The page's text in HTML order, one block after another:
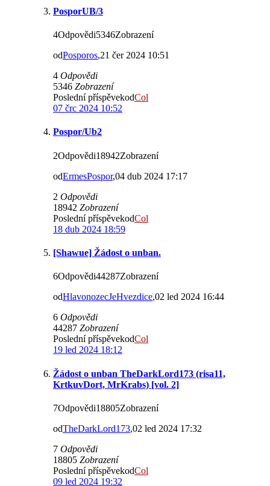
PosporUB/3
4Odpovědi5346Zobrazení
odPosporos,21 čer 2024 10:51
4 Odpovědi
5346 Zobrazení
Poslední příspěvekodCol
07 črc 2024 10:52
Pospor/Ub2
2Odpovědi18942Zobrazení
odErmesPospor,04 dub 2024 17:17
2 Odpovědi
18942 Zobrazení
Poslední příspěvekodCol
18 dub 2024 18:59
[Shawue] Žádost o unban.
6Odpovědi44287Zobrazení
odHlavonozecJeHvezdice,02 led 2024 16:44
6 Odpovědi
44287 Zobrazení
Poslední příspěvekodCol
19 led 2024 18:12
Žádost o unban TheDarkLord173 (risa11,
KrtkuvDort, MrKrabs) [vol. 2]
7Odpovědi18805Zobrazení
odTheDarkLord173,02 led 2024 17:32
7 Odpovědi
18805 Zobrazení
Poslední příspěvekodCol
09 led 2024 19:32